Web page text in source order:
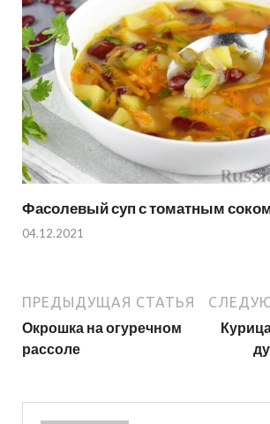
Фасолевый суп с томатным
04.12.2021
ПРЕДЫДУЩАЯ СТАТЬЯ
Окрошка на огуречном
рассоле